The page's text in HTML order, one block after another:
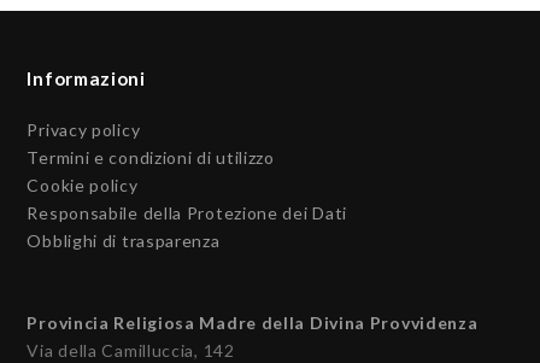
Informazioni
Privacy policy
Termini e condizioni di utilizzo
Cookie policy
Responsabile della Protezione dei Dati
Obblighi di trasparenza
Provincia Religiosa Madre della Divina Provvidenza
Via della Camilluccia, 142